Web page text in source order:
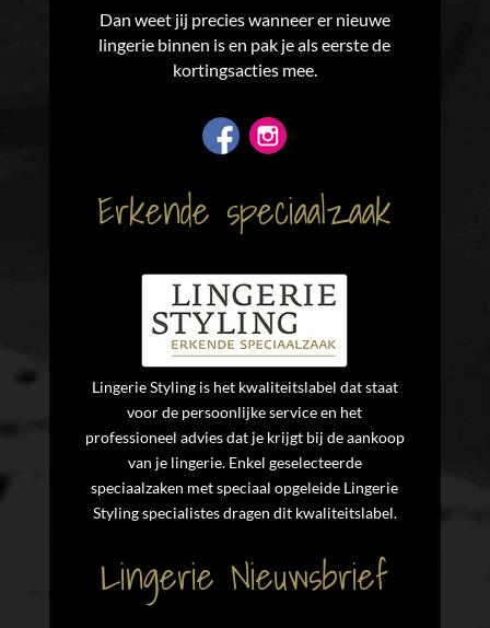
Dan weet jij precies wanneer er nieuwe
lingerie binnen is en pak je als eerste de
kortingsacties mee.
Erkende speciaalzaak
Lingerie Styling is het kwaliteitslabel dat staat
voor de persoonlijke service en het
professioneel advies dat je krijgt bij de aankoop
van je lingerie. Enkel geselecteerde
speciaalzaken met speciaal opgeleide Lingerie
Styling specialistes dragen dit kwaliteitslabel.
Lingerie Nieuwsbrief